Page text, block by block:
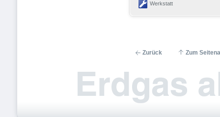
Werkstatt
Zurück Zum